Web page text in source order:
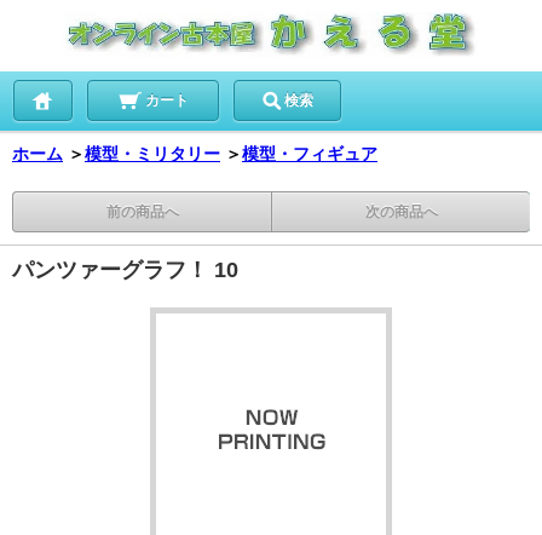
カート 検索
ホーム ＞模型・ミリタリー ＞模型・フィギュア
前の商品へ 次の商品へ
パンツァーグラフ！ 10